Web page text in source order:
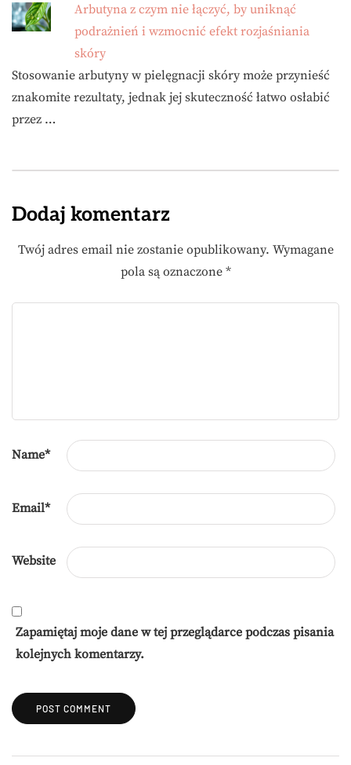
Arbutyna z czym nie łączyć, by uniknąć
podrażnień i wzmocnić efekt rozjaśniania
skóry
Stosowanie arbutyny w pielęgnacji skóry może przynieść
znakomite rezultaty, jednak jej skuteczność łatwo osłabić
przez …
Dodaj komentarz
Twój adres email nie zostanie opublikowany. Wymagane
pola są oznaczone *
Name*
Email*
Website
Zapamiętaj moje dane w tej przeglądarce podczas pisania
kolejnych komentarzy.